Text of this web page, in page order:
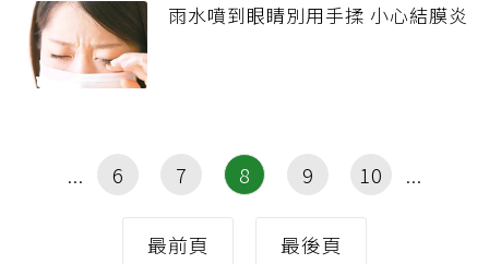
雨水噴到眼睛別用手揉 小心結膜炎
最前頁
6 7 8 9 10
最後頁